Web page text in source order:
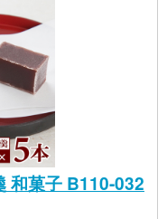
和菓子 B110-032